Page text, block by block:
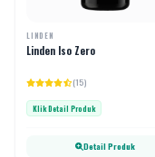
LINDEN
Linden Iso Zero
(15)
Klik Detail Produk
Detail Produk